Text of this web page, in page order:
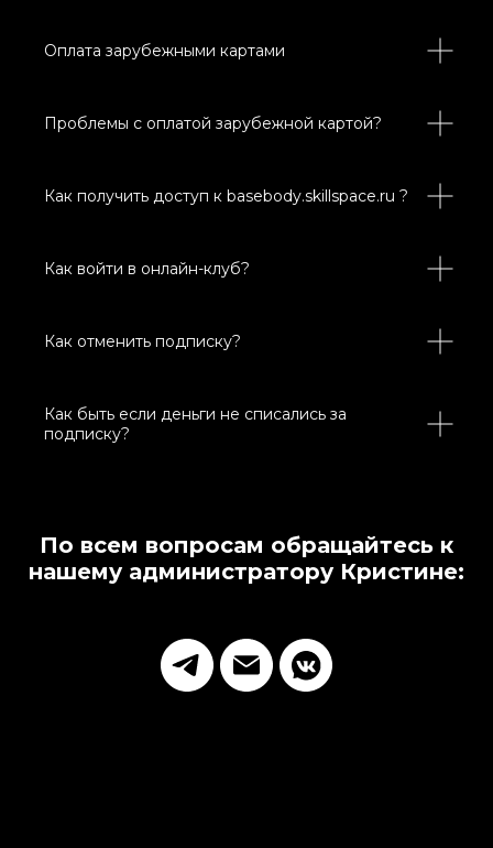
Оплата зарубежными картами
Проблемы с оплатой зарубежной картой?
Как получить доступ к basebody.skillspace.ru ?
Как войти в онлайн-клуб?
Как отменить подписку?
Как быть если деньги не списались за
подписку?
По всем вопросам обращайтесь к
нашему администратору Кристине: